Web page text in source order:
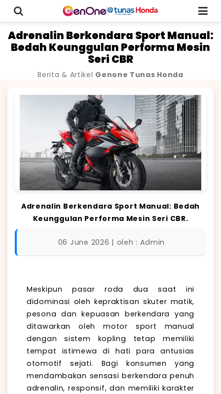
Adrenalin Berkendara Sport Manual:
Bedah Keunggulan Performa Mesin
Seri CBR
Berita & Artikel Genone Tunas Honda
Adrenalin Berkendara Sport Manual: Bedah
Keunggulan Performa Mesin Seri CBR.
06 June 2026 | oleh : Admin
Meskipun pasar roda dua saat ini
didominasi oleh kepraktisan skuter matik,
pesona dan kepuasan berkendara yang
ditawarkan oleh motor sport manual
dengan sistem kopling tetap memiliki
tempat istimewa di hati para antusias
otomotif sejati. Bagi konsumen yang
mendambakan sensasi berkendara penuh
adrenalin, responsif, dan memiliki karakter